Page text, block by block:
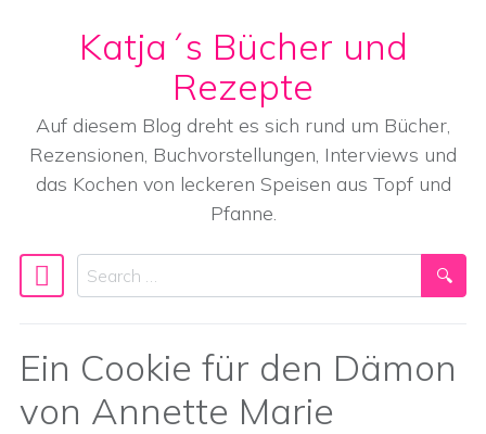
Skip to content
Katja´s Bücher und
Rezepte
Auf diesem Blog dreht es sich rund um Bücher,
Rezensionen, Buchvorstellungen, Interviews und
das Kochen von leckeren Speisen aus Topf und
Pfanne.
Main Navigation
Search
Ein Cookie für den Dämon
von Annette Marie